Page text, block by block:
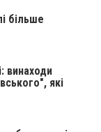
більше
винаходи
які